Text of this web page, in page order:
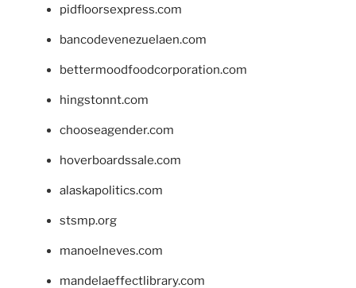
pidfloorsexpress.com
bancodevenezuelaen.com
bettermoodfoodcorporation.com
hingstonnt.com
chooseagender.com
hoverboardssale.com
alaskapolitics.com
stsmp.org
manoelneves.com
mandelaeffectlibrary.com